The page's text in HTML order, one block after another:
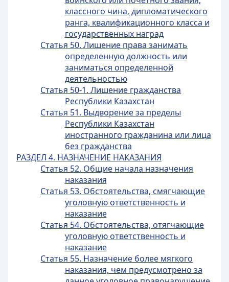
классного чина, дипломатического
ранга, квалификационного класса и
государственных наград
Статья 50. Лишение права занимать
определенную должность или
заниматься определенной
деятельностью
Статья 50-1. Лишение гражданства
Республики Казахстан
Статья 51. Выдворение за пределы
Республики Казахстан
иностранного гражданина или лица
без гражданства
РАЗДЕЛ 4. НАЗНАЧЕНИЕ НАКАЗАНИЯ
Статья 52. Общие начала назначения
наказания
Статья 53. Обстоятельства, смягчающие
уголовную ответственность и
наказание
Статья 54. Обстоятельства, отягчающие
уголовную ответственность и
наказание
Статья 55. Назначение более мягкого
наказания, чем предусмотрено за